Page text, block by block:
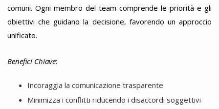
comuni. Ogni membro del team comprende le priorità e gli
obiettivi che guidano la decisione, favorendo un approccio
unificato.
Benefici Chiave:
Incoraggia la comunicazione trasparente
Minimizza i conflitti riducendo i disaccordi soggettivi